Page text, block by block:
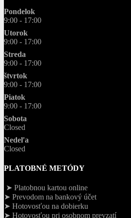
Pondelok
9:00 - 17:00
Utorok
9:00 - 17:00
Streda
9:00 - 17:00
štvrtok
9:00 - 17:00
Piatok
9:00 - 17:00
Sobota
Closed
Nedeľa
Closed
PLATOBNÉ METÓDY
➤ Platobnou kartou online
➤ Prevodom na bankový účet
➤ Hotovosťou na dobierku
➤ Hotovosťou pri osobnom prevzatí